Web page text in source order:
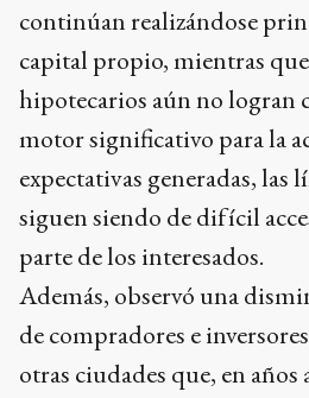
continúan realizándose
capital propio, mientras
hipotecarios aún no logran
motor significativo para la
expectativas generadas, las
siguen siendo de difícil
parte de los interesados.
Además, observó una
de compradores e
otras ciudades que, en